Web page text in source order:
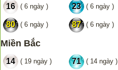
16 ( 6 ngày ) 23 ( 6 ngày )
80 ( 6 ngày ) 87 ( 6 ngày )
Miền Bắc
14 ( 19 ngày ) 71 ( 14 ngày )